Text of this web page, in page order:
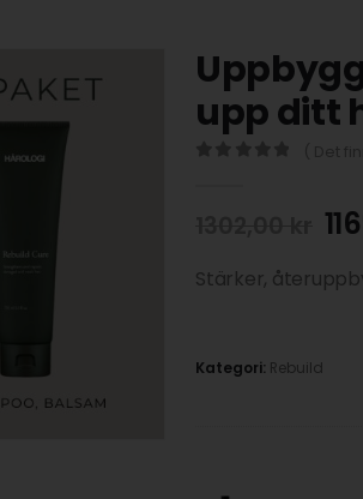
upp ditt
Stärker,
Kategori: Rebuild